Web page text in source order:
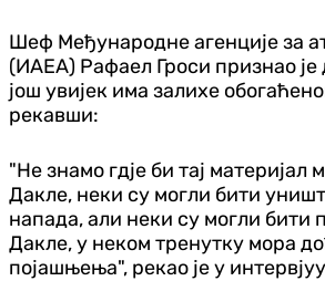
Шеф Међународне агенције за
(ИАЕА) Рафаел Гроси признао
још увијек има залихе
рекавши:
"Не знамо гдје би тај материјал
Дакле, неки су могли бити
напада, али неки су могли бити
Дакле, у неком тренутку мора
појашњења", рекао је у